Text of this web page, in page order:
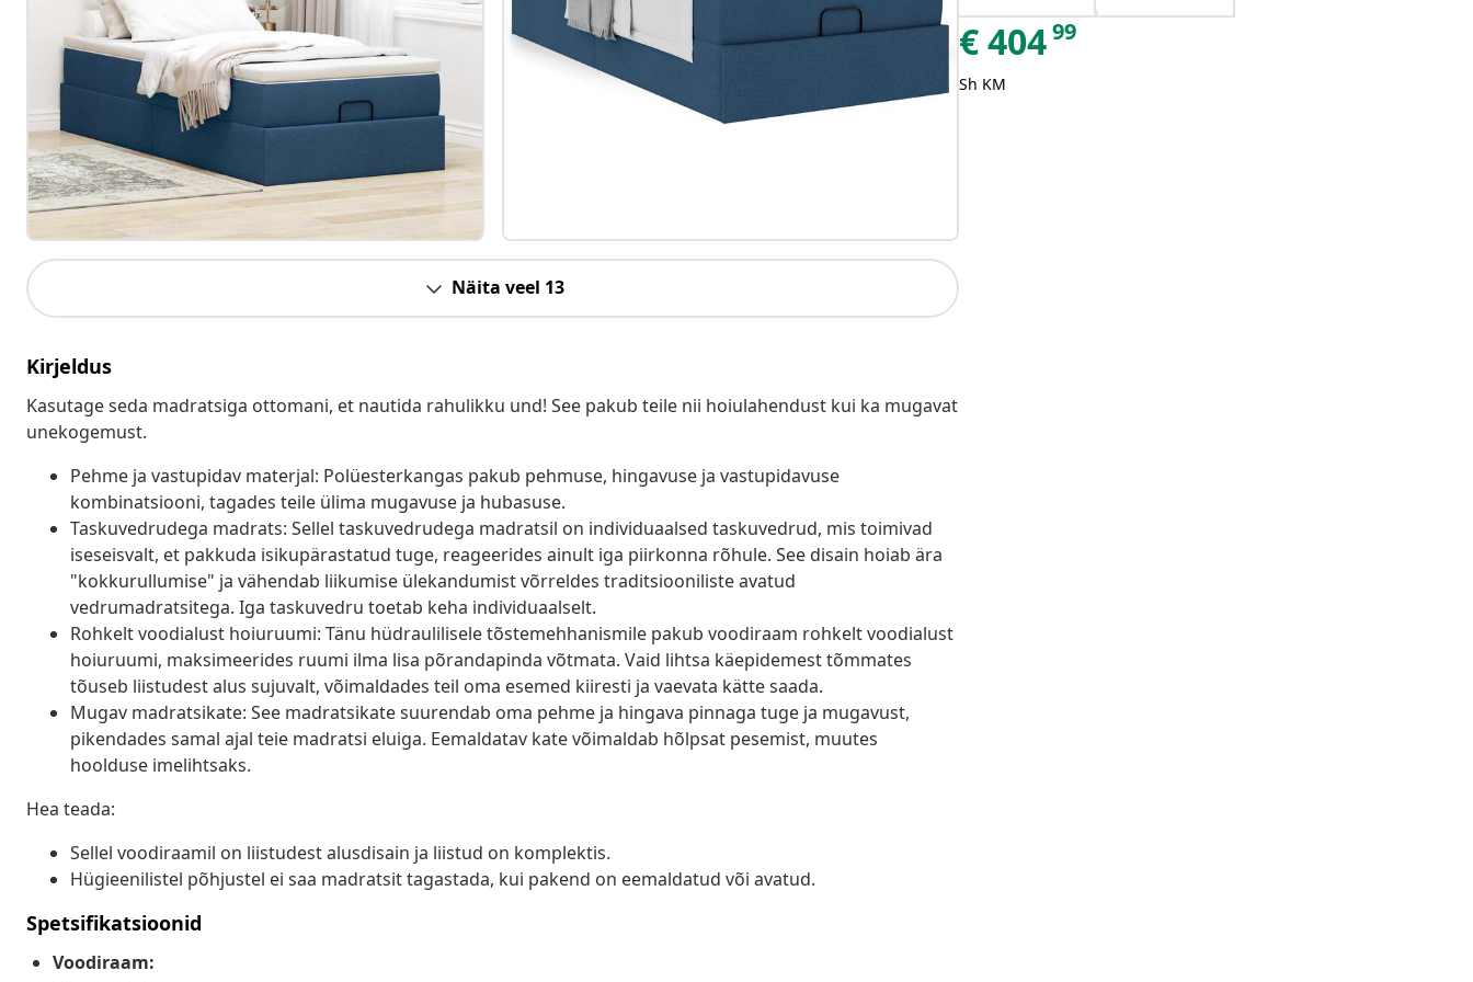
Näita veel 13
Kirjeldus
Kasutage seda madratsiga ottomani, et nautida rahulikku und! See pakub teile nii hoiulahendust kui ka mugavat
unekogemust.
Pehme ja vastupidav materjal: Polüesterkangas pakub pehmuse, hingavuse ja vastupidavuse
kombinatsiooni, tagades teile ülima mugavuse ja hubasuse.
Taskuvedrudega madrats: Sellel taskuvedrudega madratsil on individuaalsed taskuvedrud, mis toimivad
iseseisvalt, et pakkuda isikupärastatud tuge, reageerides ainult iga piirkonna rõhule. See disain hoiab ära
"kokkurullumise" ja vähendab liikumise ülekandumist võrreldes traditsiooniliste avatud
vedrumadratsitega. Iga taskuvedru toetab keha individuaalselt.
Rohkelt voodialust hoiuruumi: Tänu hüdraulilisele tõstemehhanismile pakub voodiraam rohkelt voodialust
hoiuruumi, maksimeerides ruumi ilma lisa põrandapinda võtmata. Vaid lihtsa käepidemest tõmmates
tõuseb liistudest alus sujuvalt, võimaldades teil oma esemed kiiresti ja vaevata kätte saada.
Mugav madratsikate: See madratsikate suurendab oma pehme ja hingava pinnaga tuge ja mugavust,
pikendades samal ajal teie madratsi eluiga. Eemaldatav kate võimaldab hõlpsat pesemist, muutes
hoolduse imelihtsaks.
Hea teada:
Sellel voodiraamil on liistudest alusdisain ja liistud on komplektis.
Hügieenilistel põhjustel ei saa madratsit tagastada, kui pakend on eemaldatud või avatud.
Spetsifikatsioonid
Voodiraam:
€40499
Sh KM